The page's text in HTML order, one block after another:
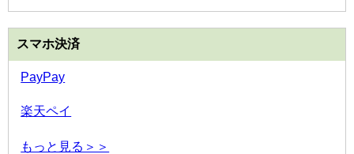
スマホ決済
PayPay
楽天ペイ
もっと見る＞＞